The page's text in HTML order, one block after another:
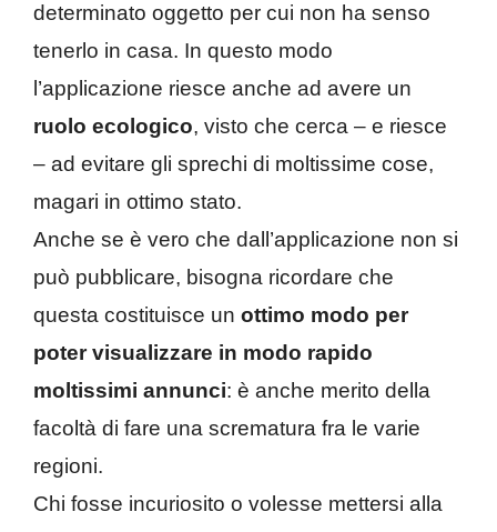
determinato oggetto per cui non ha senso
tenerlo in casa. In questo modo
l’applicazione riesce anche ad avere un
ruolo ecologico, visto che cerca – e riesce
– ad evitare gli sprechi di moltissime cose,
magari in ottimo stato.
Anche se è vero che dall’applicazione non si
può pubblicare, bisogna ricordare che
questa costituisce un ottimo modo per
poter visualizzare in modo rapido
moltissimi annunci: è anche merito della
facoltà di fare una scrematura fra le varie
regioni.
Chi fosse incuriosito o volesse mettersi alla